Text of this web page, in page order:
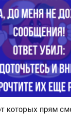
которых прям